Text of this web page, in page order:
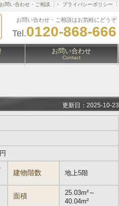
お問い合わせ・ご相談はお気軽にどうぞ
Tel.0120-868-666
お問い合わせ・ご相談 プライバシーポリシー
お問い合わせ
Contact
更新日：2025-10-23
建物階数 地上5階
面積
25.03m²～
40.04m²